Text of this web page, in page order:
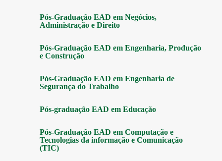
Pós-Graduação EAD em Negócios,
Administração e Direito
Pós-Graduação EAD em Engenharia, Produção
e Construção
Pós-Graduação EAD em Engenharia de
Segurança do Trabalho
Pós-graduação EAD em Educação
Pós-Graduação EAD em Computação e
Tecnologias da informação e Comunicação
(TIC)